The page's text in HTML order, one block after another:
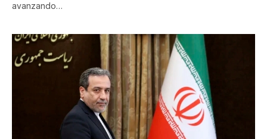
avanzando…